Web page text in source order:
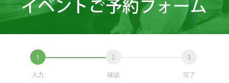
入力 確認 完了